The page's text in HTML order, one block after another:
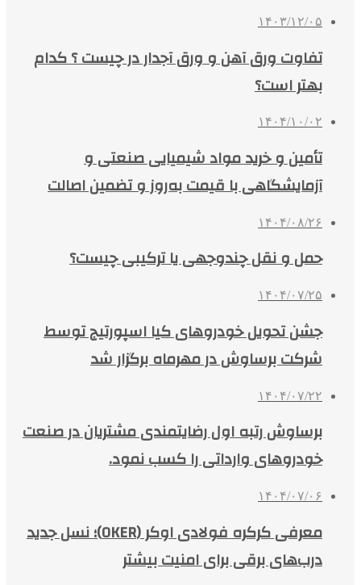
۱۴۰۳/۱۲/۰۵
تفاوت ورق آهن و ورق آجدار در چیست ؟ کدام
بهتر است؟
۱۴۰۴/۱۰/۰۲
تأمین و خرید مواد شیمیایی صنعتی و
آزمایشگاهی با قیمت به‌روز و تضمین اصالت
۱۴۰۴/۰۸/۲۶
حمل و نقل چندوجهی یا ترکیبی چیست؟
۱۴۰۴/۰۷/۲۵
جشن تحویل خودروهای کیا اسپورتیج توسط
شرکت برساوش در مهرماه برگزار شد
۱۴۰۴/۰۷/۲۲
برساوش رتبه اول رضایتمندی مشتریان در صنعت
خودروهای وارداتی را کسب نمود.
۱۴۰۴/۰۷/۰۶
معرفی کرکره فولادی اوکر (OKER)؛ نسل جدید
درب‌های برقی برای امنیت بیشتر